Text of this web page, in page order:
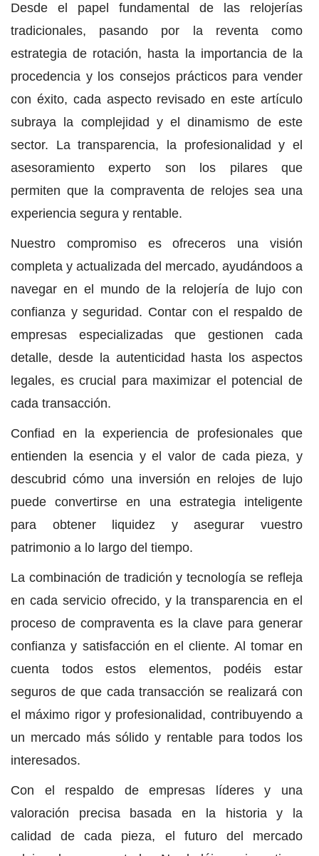
Desde el papel fundamental de las relojerías
tradicionales, pasando por la reventa como
estrategia de rotación, hasta la importancia de la
procedencia y los consejos prácticos para vender
con éxito, cada aspecto revisado en este artículo
subraya la complejidad y el dinamismo de este
sector. La transparencia, la profesionalidad y el
asesoramiento experto son los pilares que
permiten que la compraventa de relojes sea una
experiencia segura y rentable.
Nuestro compromiso es ofreceros una visión
completa y actualizada del mercado, ayudándoos a
navegar en el mundo de la relojería de lujo con
confianza y seguridad. Contar con el respaldo de
empresas especializadas que gestionen cada
detalle, desde la autenticidad hasta los aspectos
legales, es crucial para maximizar el potencial de
cada transacción.
Confiad en la experiencia de profesionales que
entienden la esencia y el valor de cada pieza, y
descubrid cómo una inversión en relojes de lujo
puede convertirse en una estrategia inteligente
para obtener liquidez y asegurar vuestro
patrimonio a lo largo del tiempo.
La combinación de tradición y tecnología se refleja
en cada servicio ofrecido, y la transparencia en el
proceso de compraventa es la clave para generar
confianza y satisfacción en el cliente. Al tomar en
cuenta todos estos elementos, podéis estar
seguros de que cada transacción se realizará con
el máximo rigor y profesionalidad, contribuyendo a
un mercado más sólido y rentable para todos los
interesados.
Con el respaldo de empresas líderes y una
valoración precisa basada en la historia y la
calidad de cada pieza, el futuro del mercado